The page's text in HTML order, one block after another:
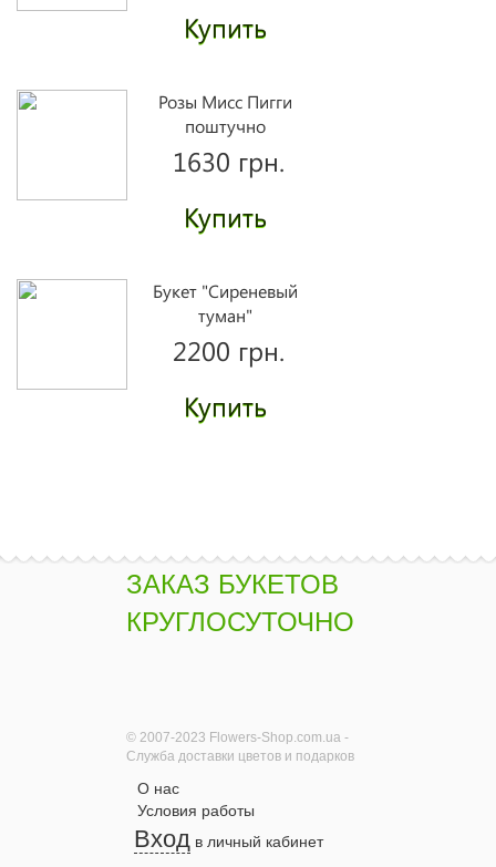
Купить
Розы Мисс Пигги
поштучно
1630 грн.
Купить
Букет "Сиреневый
туман"
2200 грн.
Купить
Купить
Купить
Корзинка орхидей
ЗАКАЗ БУКЕТОВ
КРУГЛОСУТОЧНО
© 2007-2023 Flowers-Shop.com.ua -
Служба доставки цветов и подарков
О нас
Условия работы
Вход в личный кабинет